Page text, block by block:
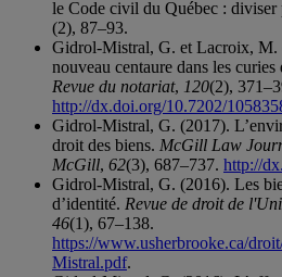
le Code civil du Québec : diviser
(2), 87–93.
Gidrol-Mistral, G. et Lacroix, M.
nouveau centaure dans les
Revue du notariat, 120(2),
http://dx.doi.org/10.7202/
Gidrol-Mistral, G. (2017).
droit des biens. McGill Law
McGill, 62(3), 687–737. http://
Gidrol-Mistral, G. (2016). Les
d’identité. Revue de droit de
46(1), 67–138.
https://www.usherbrooke.ca/
Mistral.pdf.